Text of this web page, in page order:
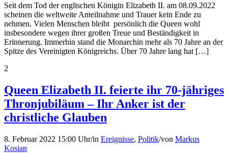
Seit dem Tod der englischen Königin Elizabeth II. am 08.09.2022
scheinen die weltweite Anteilnahme und Trauer kein Ende zu
nehmen. Vielen Menschen bleibt persönlich die Queen wohl
insbesondere wegen ihrer großen Treue und Beständigkeit in
Erinnerung. Immerhin stand die Monarchin mehr als 70 Jahre an der
Spitze des Vereinigten Königreichs. Über 70 Jahre lang hat […]
2
Queen Elizabeth II. feierte ihr 70-jähriges
Thronjubiläum – Ihr Anker ist der
christliche Glauben
8. Februar 2022 15:00 Uhr/in Ereignisse, Politik/von Markus
Kosian